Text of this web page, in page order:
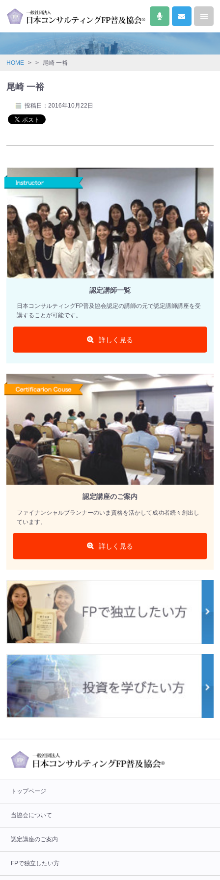
HOME > > 尾崎 一裕
尾崎 一裕
投稿日：2016年10月22日
認定講師一覧
日本コンサルティングFP普及協会認定の講師の元で認定講師講座を受
講することが可能です。
詳しく見る
認定講座のご案内
ファイナンシャルブランナーのいま資格を活かして成功者続々創出し
ています。
詳しく見る
トップページ
当協会について
認定講座のご案内
FPで独立したい方